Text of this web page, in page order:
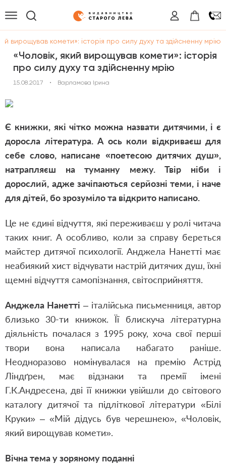
вирощував комети»: історія про силу духу та здійсненну мрію
«Чоловік, який вирощував комети»: історія
про силу духу та здійсненну мрію
15.08.2017 • Варламова Ірина
Є книжки, які чітко можна назвати дитячими, і є
доросла література. А ось коли відкриваєш для
себе слово, написане «поетесою дитячих душ»,
натрапляєш на туманну межу. Твір ніби і
дорослий, адже зачіпаються серйозні теми, і наче
для дітей, бо зрозуміло та відкрито написано.
Це не єдині відчуття, які переживаєш у ролі читача
таких книг. А особливо, коли за справу береться
майстер дитячої психології. Анджела Нанетті має
неабиякий хист відчувати настрій дитячих душ, їхні
щемні відчуття самопізнання, світосприйняття.
Анджела Нанетті – італійська письменниця, автор
близько 30-ти книжок. Її блискуча літературна
діяльність почалася з 1995 року, хоча свої перші
твори вона написала набагато раніше.
Неодноразово номінувалася на премію Астрід
Ліндґрен, має відзнаки та премії імені
Г.К.Андресена, дві її книжки увійшли до світового
каталогу дитячої та підліткової літератури «Білі
Круки» – «Мій дідусь був черешнею», «Чоловік,
який вирощував комети».
Вічна тема у зоряному поданні